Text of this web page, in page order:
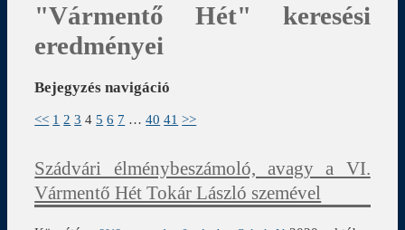
"Vármentő Hét" keresési
eredményei
Bejegyzés navigáció
<< 1 2 3 4 5 6 7 … 40 41 >>
Szádvári élménybeszámoló, avagy a VI.
Vármentő Hét Tokár László szemével